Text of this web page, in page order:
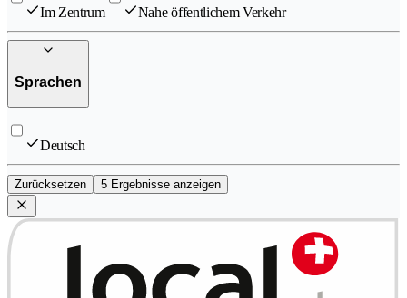
Im Zentrum Nahe öffentlichem Verkehr
Sprachen
Deutsch
Zurücksetzen 5 Ergebnisse anzeigen